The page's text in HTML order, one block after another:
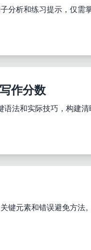
分析和练习提示，仅需
作分数
法和实际技巧，构建清
键元素和错误避免方法